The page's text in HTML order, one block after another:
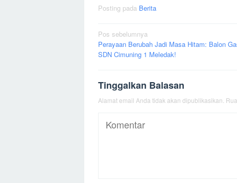
Posting pada Berita
Navigasi
pos
Pos sebelumnya
Perayaan Berubah Jadi Masa Hitam: Balon
SDN Cimuning 1 Meledak!
Tinggalkan Balasan
Alamat email Anda tidak akan dipublikasikan.